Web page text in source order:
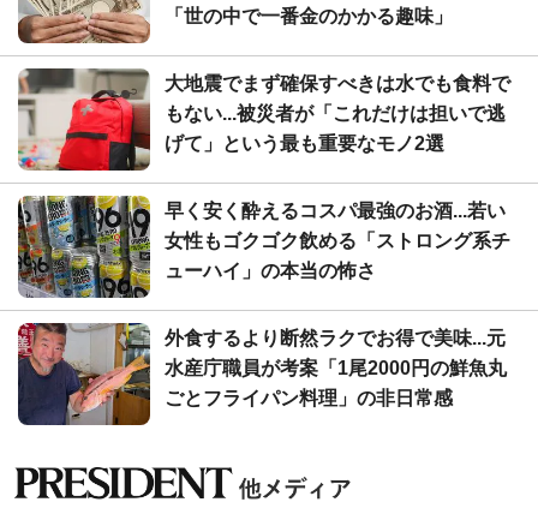
「世の中で一番金のかかる趣味」
大地震でまず確保すべきは水でも食料で
もない...被災者が「これだけは担いで逃
げて」という最も重要なモノ2選
早く安く酔えるコスパ最強のお酒...若い
女性もゴクゴク飲める「ストロング系チ
ューハイ」の本当の怖さ
外食するより断然ラクでお得で美味...元
水産庁職員が考案「1尾2000円の鮮魚丸
ごとフライパン料理」の非日常感